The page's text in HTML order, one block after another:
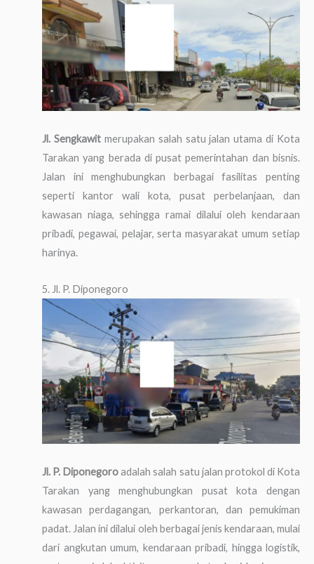
Jl. Sengkawitmerupakan salah satu jalan utama di Kota
Tarakan yang berada di pusat pemerintahan dan bisnis.
Jalan ini menghubungkan berbagai fasilitas penting
seperti kantor wali kota, pusat perbelanjaan, dan
kawasan niaga, sehingga ramai dilalui oleh kendaraan
pribadi, pegawai, pelajar, serta masyarakat umum setiap
harinya.
5. Jl. P. Diponegoro
Jl. P. Diponegoroadalah salah satu jalan protokol di Kota
Tarakan yang menghubungkan pusat kota dengan
kawasan perdagangan, perkantoran, dan pemukiman
padat. Jalan ini dilalui oleh berbagai jenis kendaraan, mulai
dari angkutan umum, kendaraan pribadi, hingga logistik,